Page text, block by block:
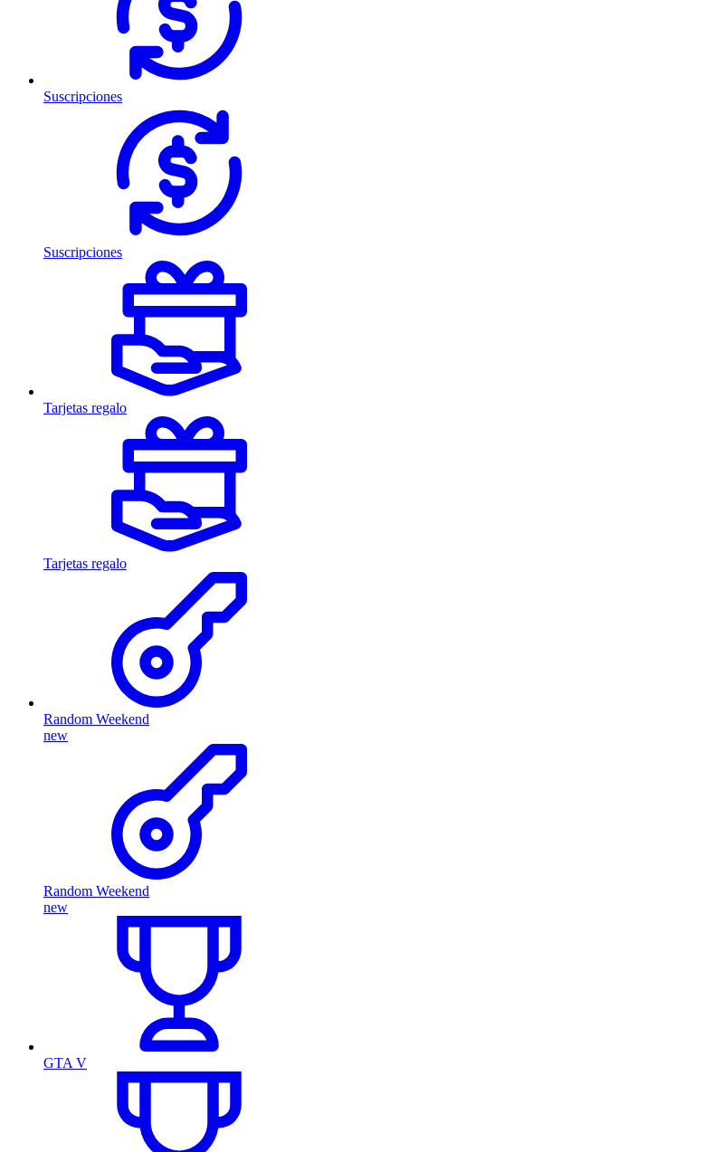
Suscripciones
Suscripciones
Tarjetas regalo
Tarjetas regalo
Random Weekend
new
Random Weekend
new
GTA V